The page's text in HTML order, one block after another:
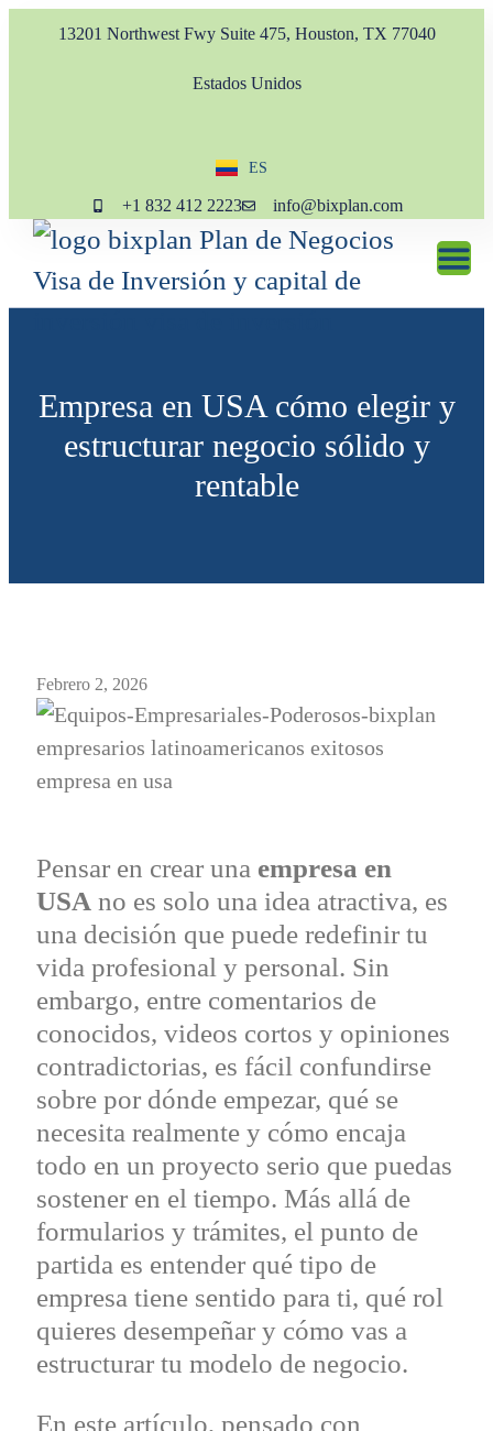
13201 Northwest Fwy Suite 475, Houston, TX 77040
Estados Unidos
ES
EN
+1 832 412 2223 info@bixplan.com
Empresa en USA cómo elegir y
estructurar negocio sólido y
rentable
Febrero 2, 2026
Pensar en crear una empresa en
USA no es solo una idea atractiva, es
una decisión que puede redefinir tu
vida profesional y personal. Sin
embargo, entre comentarios de
conocidos, videos cortos y opiniones
contradictorias, es fácil confundirse
sobre por dónde empezar, qué se
necesita realmente y cómo encaja
todo en un proyecto serio que puedas
sostener en el tiempo. Más allá de
formularios y trámites, el punto de
partida es entender qué tipo de
empresa tiene sentido para ti, qué rol
quieres desempeñar y cómo vas a
estructurar tu modelo de negocio.
En este artículo, pensado con